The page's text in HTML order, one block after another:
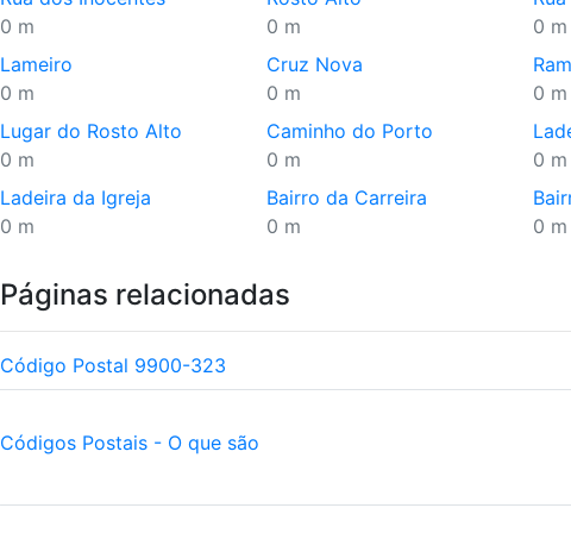
0 m
0 m
0 m
Lameiro
0 m
Cruz Nova
0 m
0 m
Lugar do Rosto Alto
0 m
Caminho do Porto
0 m
0 m
Ladeira da Igreja
0 m
Bairro da Carreira
0 m
0 m
Páginas relacionadas
Código Postal 9900-323
Códigos Postais - O que são